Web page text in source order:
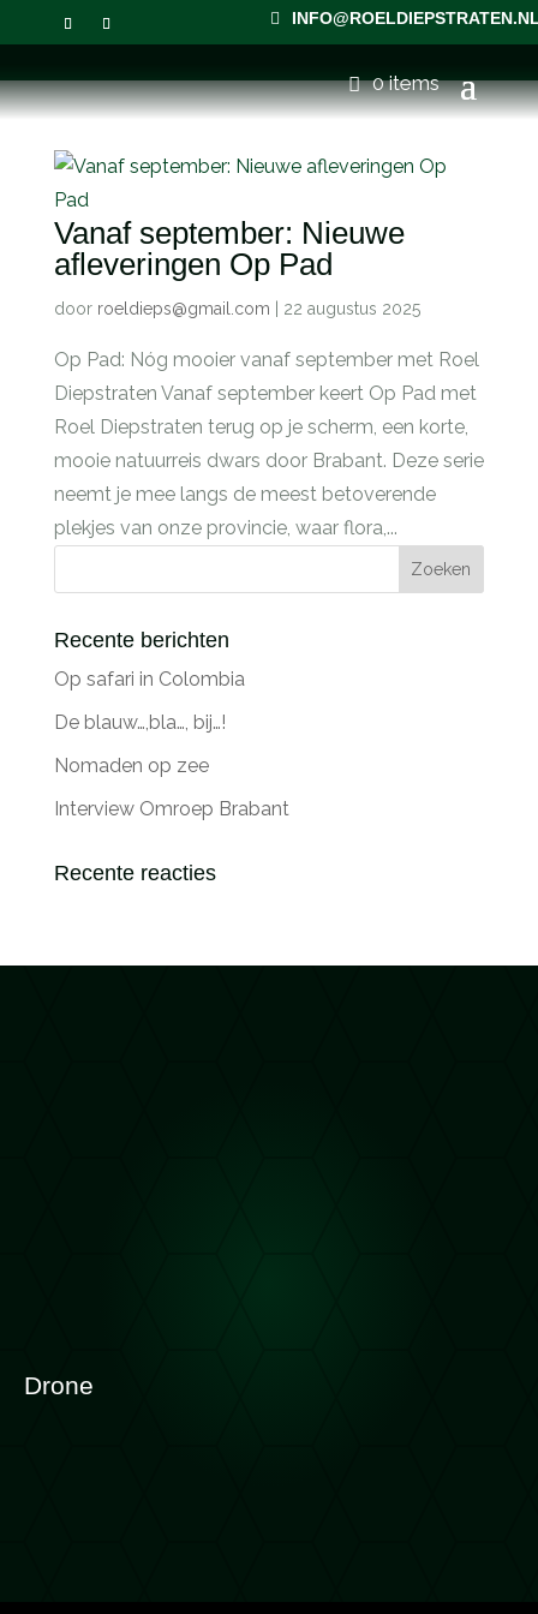
0 items
Vanaf september: Nieuwe
afleveringen Op Pad
door roeldieps@gmail.com 22 augustus 2025
Op Pad: Nóg mooier vanaf september met Roel
Diepstraten Vanaf september keert Op Pad met
Roel Diepstraten terug op je scherm, een korte,
mooie natuurreis dwars door Brabant. Deze serie
neemt je mee langs de meest betoverende
plekjes van onze provincie, waar flora,...
Recente berichten
Op safari in Colombia
De blauw…,bla…, bij…!
Nomaden op zee
Interview Omroep Brabant
Recente reacties
Drone